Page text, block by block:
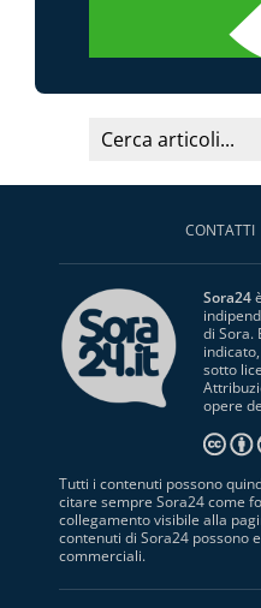
CONTATTI
Sora24
di Sora.
sotto
opere
Tutti i contenuti possono
citare sempre Sora24 come
collegamento visibile alla
contenuti di Sora24 possono
commerciali.